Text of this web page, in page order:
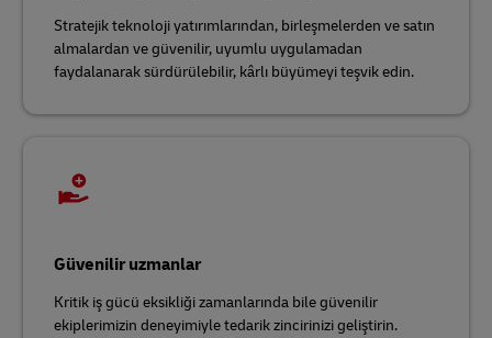
Stratejik teknoloji yatırımlarından, birleşmelerden ve satın
almalardan ve güvenilir, uyumlu uygulamadan
faydalanarak sürdürülebilir, kârlı büyümeyi teşvik edin.
Güvenilir uzmanlar
Kritik iş gücü eksikliği zamanlarında bile güvenilir
ekiplerimizin deneyimiyle tedarik zincirinizi geliştirin.